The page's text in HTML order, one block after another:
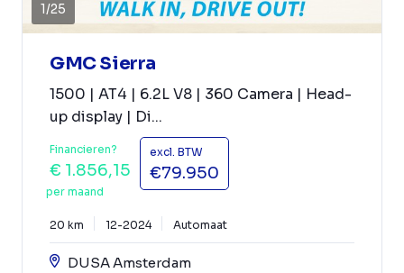
1/25
GMC Sierra
1500 | AT4 | 6.2L V8 | 360 Camera | Head-
up display | Di...
Financieren?
€ 1.856,15
per maand
excl. BTW
€79.950
20 km 12-2024 Automaat
DUSA Amsterdam